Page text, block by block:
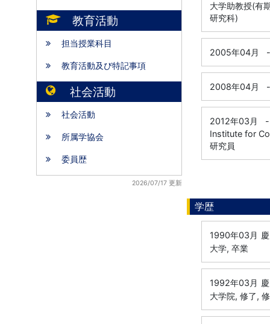
教育活動
担当授業科目
教育活動及び特記事項
社会活動
社会活動
所属学協会
委員歴
2026/07/17 更新
大学助教授(有
研究科)
2005年04月 -
2008年04月 -
2012年03月
-
Institute for
研究員
学歴
1990年03月
大学, 卒業
1992年03月
大学院, 修了,